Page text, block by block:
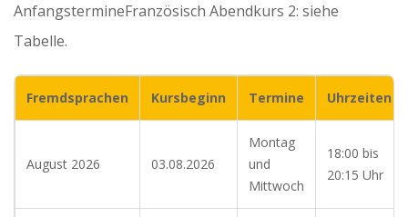
AnfangstermineFranzösisch Abendkurs 2: siehe
Tabelle.
Fremdsprachen Kursbeginn Termine Uhrzeiten
August 2026 03.08.2026
Montag
und
Mittwoch
18:00 bis
20:15 Uhr